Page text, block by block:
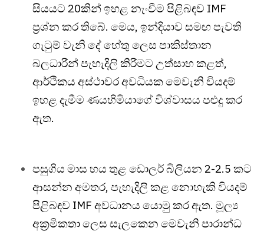
සියයට 20කින් ඉහළ නැංවීම පිළිබඳව IMF
ප්‍රශ්න කර තිබේ. මෙය, ඉන්දියාව සමඟ පැවති
ගැටුම් වැනි දේ හේතු ලෙස පාකිස්තාන
බලධාරීන් පැහැදිලි කිරීමට උත්සාහ කළත්,
ආර්ථිකය අස්ථාවර අවධියක මෙවැනි වියදම්
ඉහළ දැමීම ණයහිමියාගේ විශ්වාසය පළුදු කර
ඇත.
පසුගිය මාස හය තුළ ඩොලර් බිලියන 2-2.5 කට
ආසන්න අමතර, පැහැදිලි කළ නොහැකි වියදම්
පිළිබඳව IMF අවධානය යොමු කර ඇත. මූල්‍ය
අක්‍රමිකතා ලෙස සැලකෙන මෙවැනි පාරාන්ධ